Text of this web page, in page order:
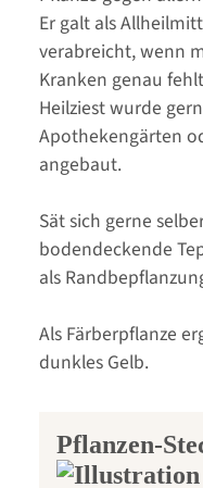
Er galt als
verabreicht, wenn
Kranken genau
Heilziest wurde
Apothekengärten
angebaut.
Sät sich gerne
bodendeckende
als
Als Färberpflanze
dunkles Gelb.
Pflanzen-